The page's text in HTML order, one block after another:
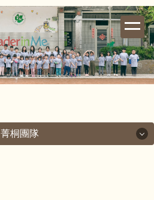
菁桐團隊